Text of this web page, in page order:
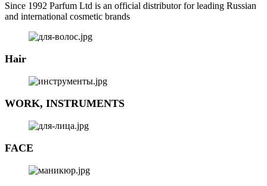
Since 1992 Parfum Ltd is an official distributor for leading Russian
and international cosmetic brands
Hair
WORK, INSTRUMENTS
FACE